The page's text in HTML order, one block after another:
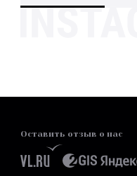
Оставить отзыв о нас